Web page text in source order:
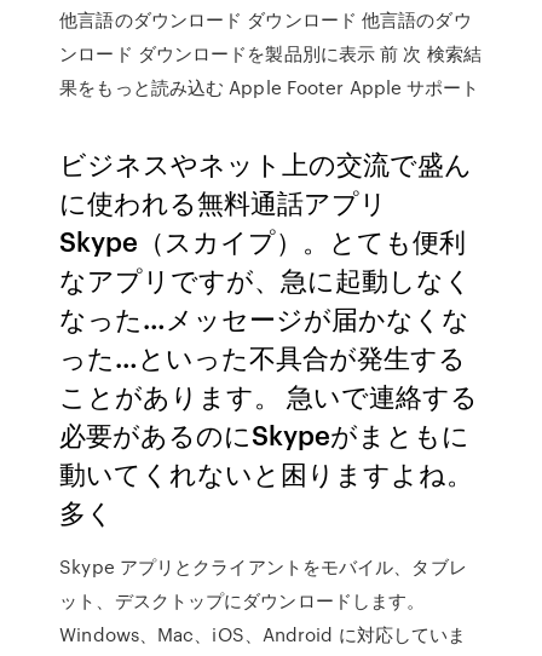
他言語のダウンロード ダウンロード 他言語のダウ
ンロード ダウンロードを製品別に表示 前 次 検索結
果をもっと読み込む Apple Footer Apple サポート
ビジネスやネット上の交流で盛ん
に使われる無料通話アプリ
Skype（スカイプ）。とても便利
なアプリですが、急に起動しなく
なった…メッセージが届かなくな
った…といった不具合が発生する
ことがあります。 急いで連絡する
必要があるのにSkypeがまともに
動いてくれないと困りますよね。
多く
Skype アプリとクライアントをモバイル、タブレ
ット、デスクトップにダウンロードします。
Windows、Mac、iOS、Android に対応していま